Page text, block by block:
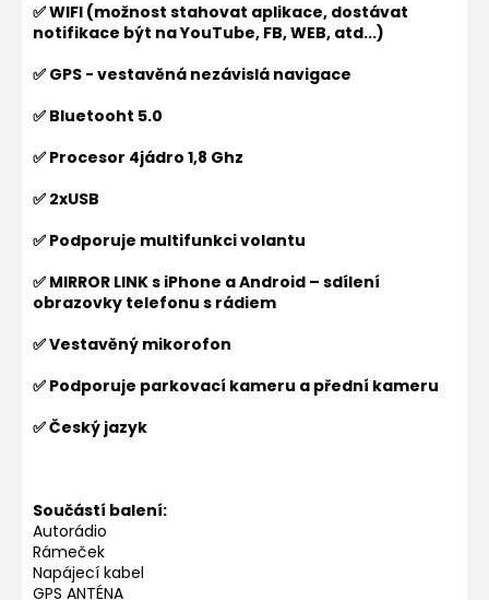
✅ WIFI (možnost stahovat aplikace, dostávat
notifikace být na YouTube, FB, WEB, atd...)
✅ GPS - vestavěná nezávislá navigace
✅ Bluetooht 5.0
✅ Procesor 4jádro 1,8 Ghz
✅ 2xUSB
✅ Podporuje multifunkci volantu
✅ MIRROR LINK s iPhone a Android – sdílení
obrazovky telefonu s rádiem
✅ Vestavěný mikorofon
✅ Podporuje parkovací kameru a přední kameru
✅ Český jazyk
Součástí balení:
Autorádio
Rámeček
Napájecí kabel
GPS ANTÉNA